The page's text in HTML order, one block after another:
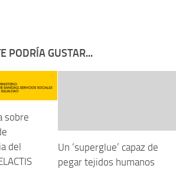
PODRÍA GUSTAR...
sobre
del
Un ‘superglue’ capaz de
pegar tejidos humanos